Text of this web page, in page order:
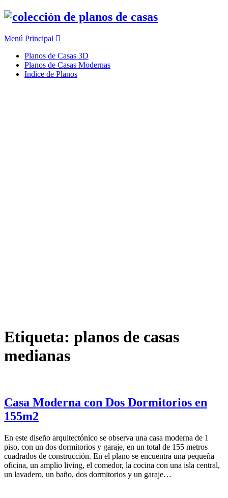
Ir
Menú Principal
Planos de Casas 3D
Planos de Casas Modernas
Indice de Planos
Etiqueta: planos de casas
medianas
Casa Moderna con Dos Dormitorios en
155m2
En este diseño arquitectónico se observa una casa moderna de 1
piso, con un dos dormitorios y garaje, en un total de 155 metros
cuadrados de construcción. En el plano se encuentra una pequeña
oficina, un amplio living, el comedor, la cocina con una isla central,
un lavadero, un baño, dos dormitorios y un garaje…